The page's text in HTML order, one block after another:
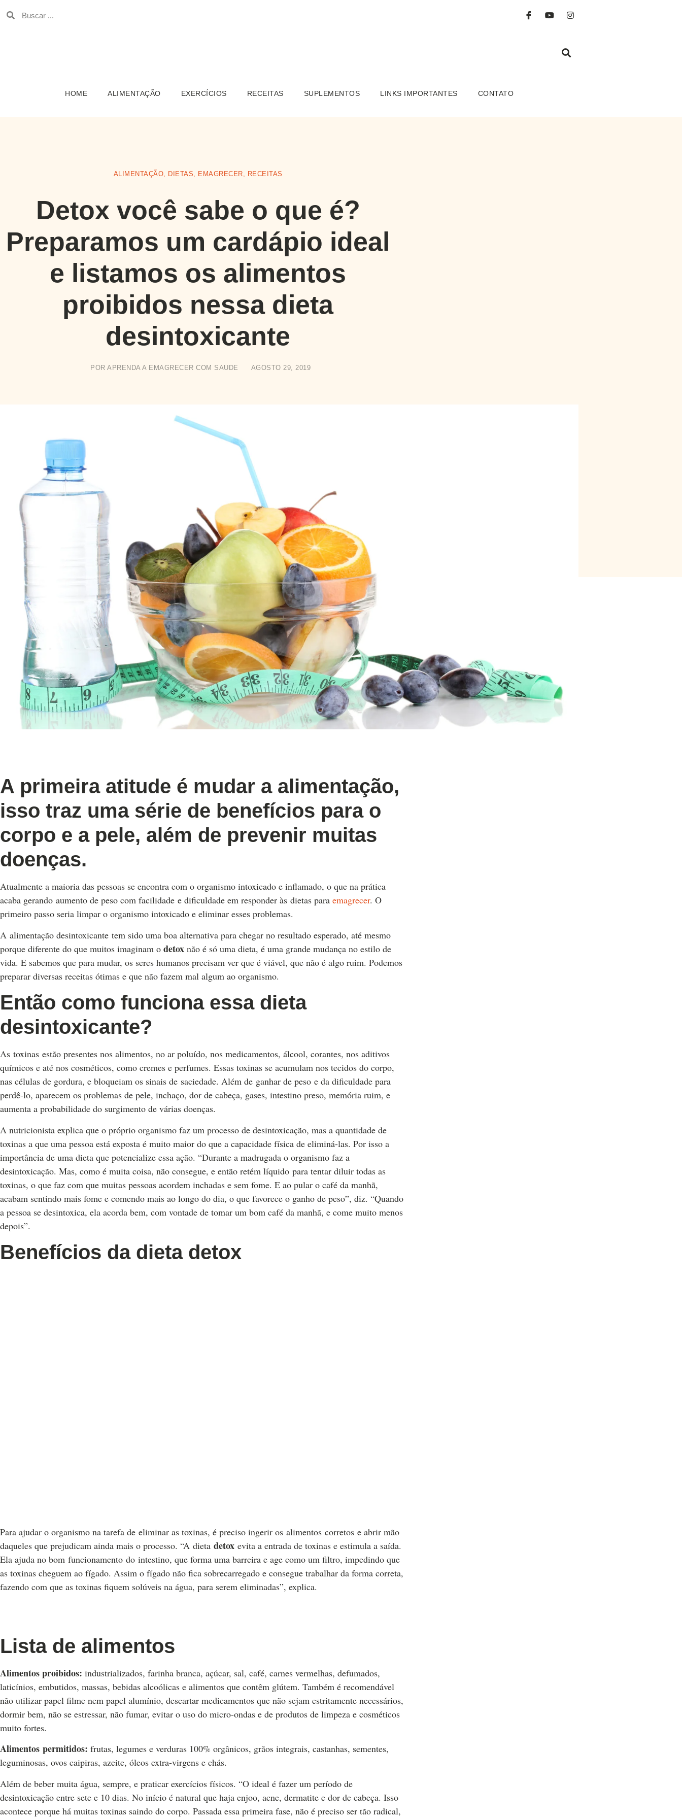
HOME ALIMENTAÇÃO EXERCÍCIOS RECEITAS SUPLEMENTOS LINKS IMPORTANTES CONTATO
ALIMENTAÇÃO, DIETAS, EMAGRECER, RECEITAS
Detox você sabe o que é?
Preparamos um cardápio ideal
e listamos os alimentos
proibidos nessa dieta
desintoxicante
POR APRENDA A EMAGRECER COM SAUDE AGOSTO 29, 2019
A primeira atitude é mudar a alimentação,
isso traz uma série de benefícios para o
corpo e a pele, além de prevenir muitas
doenças.
Atualmente a maioria das pessoas se encontra com o organismo intoxicado e inflamado, o que na prática
acaba gerando aumento de peso com facilidade e dificuldade em responder às dietas para emagrecer. O
primeiro passo seria limpar o organismo intoxicado e eliminar esses problemas.
A alimentação desintoxicante tem sido uma boa alternativa para chegar no resultado esperado, até mesmo
porque diferente do que muitos imaginam o detox não é só uma dieta, é uma grande mudança no estilo de
vida. E sabemos que para mudar, os seres humanos precisam ver que é viável, que não é algo ruim. Podemos
preparar diversas receitas ótimas e que não fazem mal algum ao organismo.
Então como funciona essa dieta
desintoxicante?
As toxinas estão presentes nos alimentos, no ar poluído, nos medicamentos, álcool, corantes, nos aditivos
químicos e até nos cosméticos, como cremes e perfumes. Essas toxinas se acumulam nos tecidos do corpo,
nas células de gordura, e bloqueiam os sinais de saciedade. Além de ganhar de peso e da dificuldade para
perdê-lo, aparecem os problemas de pele, inchaço, dor de cabeça, gases, intestino preso, memória ruim, e
aumenta a probabilidade do surgimento de várias doenças.
A nutricionista explica que o próprio organismo faz um processo de desintoxicação, mas a quantidade de
toxinas a que uma pessoa está exposta é muito maior do que a capacidade física de eliminá-las. Por isso a
importância de uma dieta que potencialize essa ação. “Durante a madrugada o organismo faz a
desintoxicação. Mas, como é muita coisa, não consegue, e então retém líquido para tentar diluir todas as
toxinas, o que faz com que muitas pessoas acordem inchadas e sem fome. E ao pular o café da manhã,
acabam sentindo mais fome e comendo mais ao longo do dia, o que favorece o ganho de peso”, diz. “Quando
a pessoa se desintoxica, ela acorda bem, com vontade de tomar um bom café da manhã, e come muito menos
depois”.
Benefícios da dieta detox
Para ajudar o organismo na tarefa de eliminar as toxinas, é preciso ingerir os alimentos corretos e abrir mão
daqueles que prejudicam ainda mais o processo. “A dieta detox evita a entrada de toxinas e estimula a saída.
Ela ajuda no bom funcionamento do intestino, que forma uma barreira e age como um filtro, impedindo que
as toxinas cheguem ao fígado. Assim o fígado não fica sobrecarregado e consegue trabalhar da forma correta,
fazendo com que as toxinas fiquem solúveis na água, para serem eliminadas”, explica.
Lista de alimentos
Alimentos proibidos: industrializados, farinha branca, açúcar, sal, café, carnes vermelhas, defumados,
laticínios, embutidos, massas, bebidas alcoólicas e alimentos que contêm glútem. Também é recomendável
não utilizar papel filme nem papel alumínio, descartar medicamentos que não sejam estritamente necessários,
dormir bem, não se estressar, não fumar, evitar o uso do micro-ondas e de produtos de limpeza e cosméticos
muito fortes.
Alimentos permitidos: frutas, legumes e verduras 100% orgânicos, grãos integrais, castanhas, sementes,
leguminosas, ovos caipiras, azeite, óleos extra-virgens e chás.
Além de beber muita água, sempre, e praticar exercícios físicos. “O ideal é fazer um período de
desintoxicação entre sete e 10 dias. No início é natural que haja enjoo, acne, dermatite e dor de cabeça. Isso
acontece porque há muitas toxinas saindo do corpo. Passada essa primeira fase, não é preciso ser tão radical,